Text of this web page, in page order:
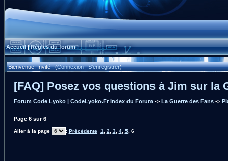
Accueil|Règles du forum
Bienvenue, Invité ! (Connexion|S'enregistrer)
[FAQ] Posez vos questions à Jim sur la
Forum Code Lyoko | CodeLyoko.Fr Index du Forum -> La Guerre des Fans->
Page 6sur6
Aller à la page : Précédente 1 2 3, 4, 5, 6